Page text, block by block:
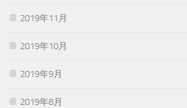
2019年11月
2019年10月
2019年9月
2019年8月